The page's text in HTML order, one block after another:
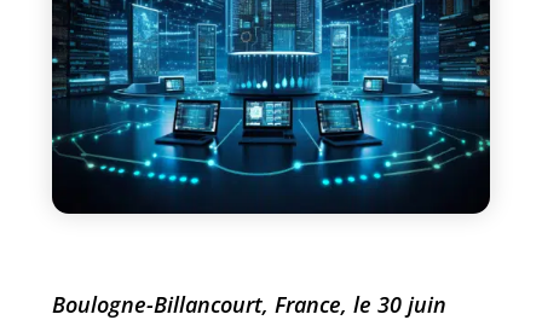
Boulogne-Billancourt, France, le 30 juin